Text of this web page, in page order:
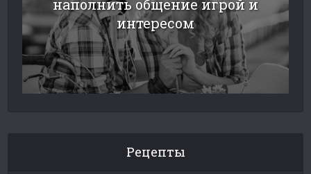
наполнить общение игрой и
интересом
Рецепты